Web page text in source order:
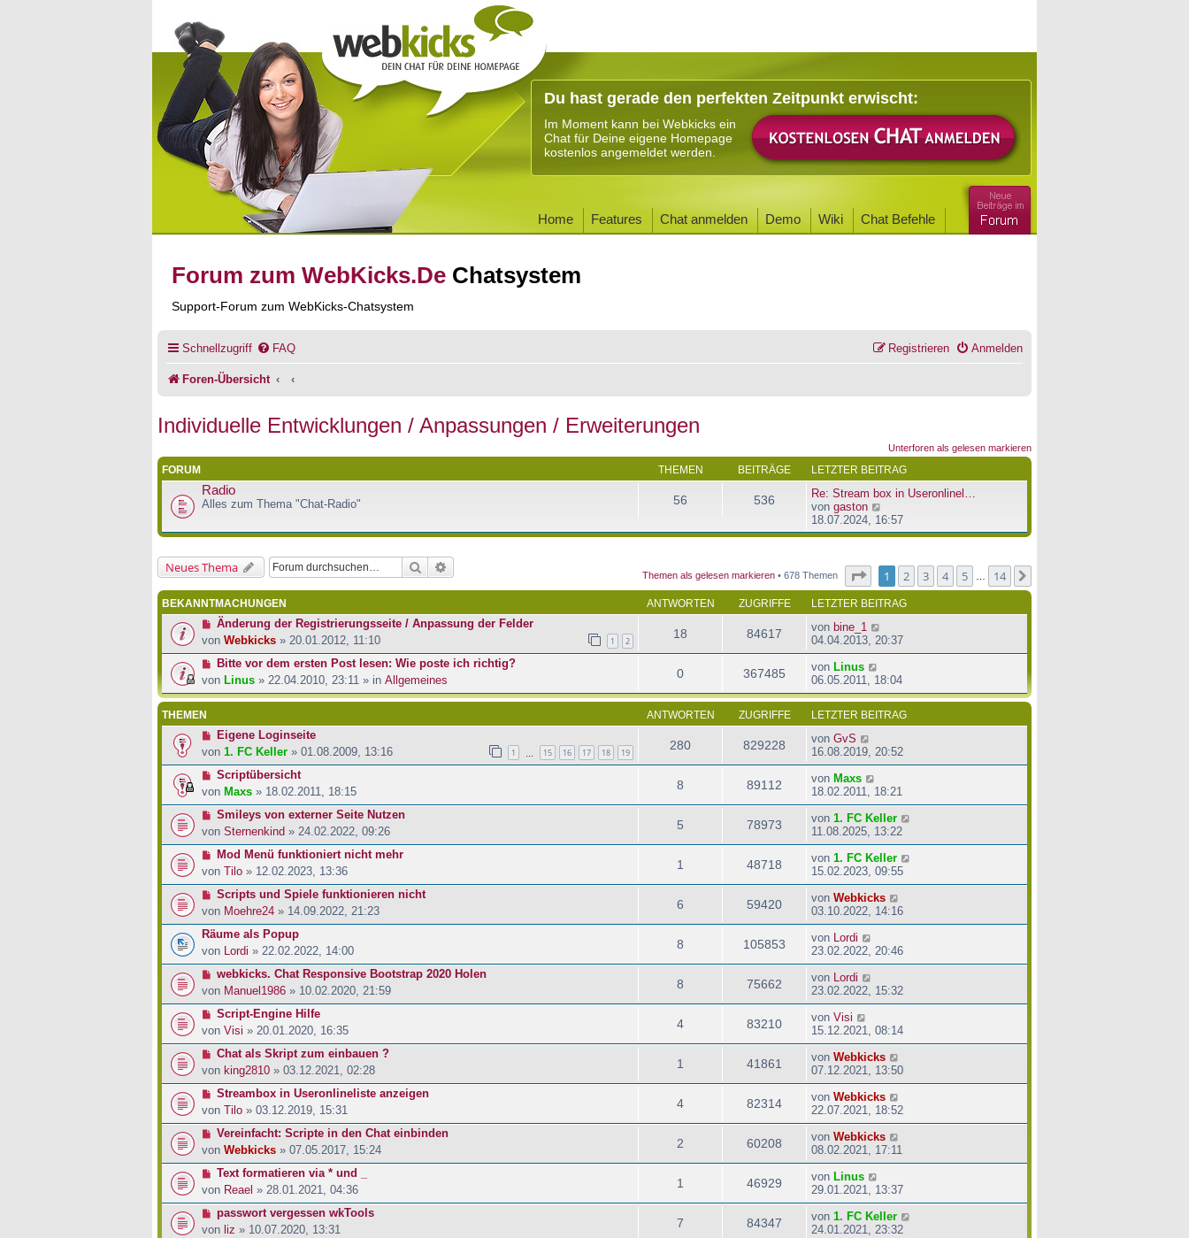
Du hast gerade den perfekten Zeitpunkt erwischt:
Im Moment kann bei Webkicks ein
Chat für Deine eigene Homepage
kostenlos angemeldet werden.
Home Features Chat anmelden Demo Wiki Chat Befehle
Forum zum WebKicks.De Chatsystem
Support-Forum zum WebKicks-Chatsystem
Schnellzugriff FAQ Anmelden
Registrieren
Foren-Übersicht
Individuelle Entwicklungen / Anpassungen / Erweiterungen
Unterforen als gelesen markieren
FORUM THEMEN BEITRÄGE LETZTER BEITRAG
Radio
Alles zum Thema "Chat-Radio" 56 536
Re: Stream box in Useronlinel…
von gaston
e
u
t
e
r
B
i
t
a
g
18.07.2024, 16:57
Neues Thema Suche
Themen als gelesen markieren • 678 Themen Seite von14
1 2 3 4 5 14
BEKANNTMACHUNGEN ANTWORTEN ZUGRIFFE LETZTER BEITRAG
Änderung der Registrierungsseite / Anpassung der Felder
von Webkicks » 20.01.2012, 11:10 1 2
18 84617 von bine_1
04.04.2013, 20:37
Bitte vor dem ersten Post lesen: Wie poste ich richtig?
von Linus » 22.04.2010, 23:11 » in Allgemeines 0 367485 von Linus
06.05.2011, 18:04
THEMEN ANTWORTEN ZUGRIFFE LETZTER BEITRAG
Eigene Loginseite
von 1. FC Keller » 01.08.2009, 13:16 1 15 16 17 18 19
280 829228 von GvS
16.08.2019, 20:52
Scriptübersicht
von Maxs » 18.02.2011, 18:15 8 89112 von Maxs
18.02.2011, 18:21
Smileys von externer Seite Nutzen
von Sternenkind » 24.02.2022, 09:26 5 78973 von 1. FC Keller
11.08.2025, 13:22
Mod Menü funktioniert nicht mehr
von Tilo » 12.02.2023, 13:36 1 48718 von 1. FC Keller
15.02.2023, 09:55
Scripts und Spiele funktionieren nicht
von Moehre24 » 14.09.2022, 21:23 6 59420 von Webkicks
03.10.2022, 14:16
Räume als Popup
von
Lordi » 22.02.2022, 14:00 8 105853 von
Lordi
23.02.2022, 20:46
webkicks. Chat Responsive Bootstrap 2020 Holen
von Manuel1986 » 10.02.2020, 21:59 8 75662 von
Lordi
23.02.2022, 15:32
Script-Engine Hilfe
von Visi » 20.01.2020, 16:35 4 83210 von Visi
15.12.2021, 08:14
Chat als Skript zum einbauen ?
von king2810 » 03.12.2021, 02:28 1 41861 von Webkicks
07.12.2021, 13:50
Streambox in Useronlineliste anzeigen
von Tilo » 03.12.2019, 15:31 4 82314 von Webkicks
22.07.2021, 18:52
Vereinfacht: Scripte in den Chat einbinden
von Webkicks » 07.05.2017, 15:24 2 60208 von Webkicks
08.02.2021, 17:11
Text formatieren via * und _
von Reael » 28.01.2021, 04:36 1 46929 von Linus
29.01.2021, 13:37
passwort vergessen wkTools
von liz » 10.07.2020, 13:31 7 84347 von 1. FC Keller
24.01.2021, 23:32